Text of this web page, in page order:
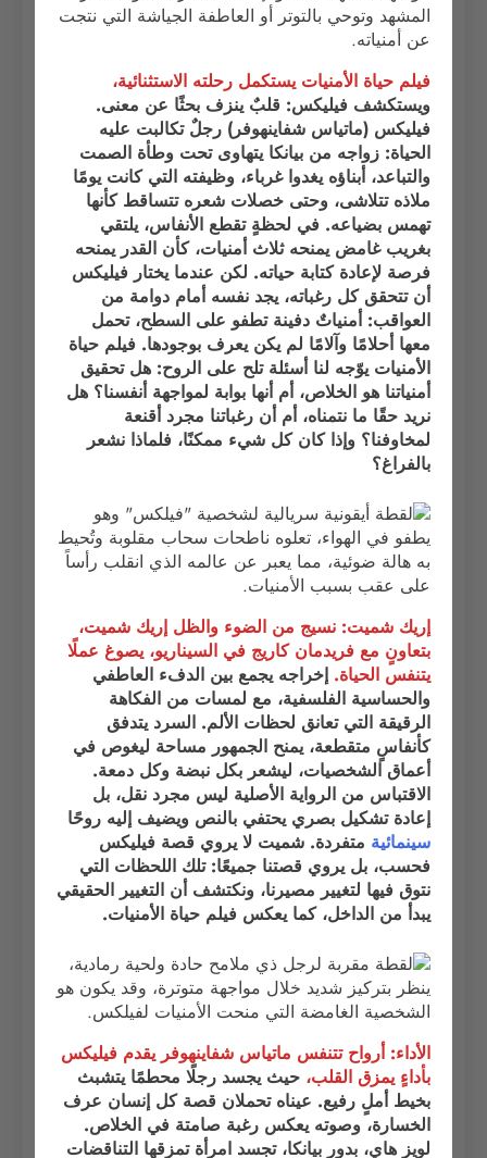
فيلم حياة الأمنيات يستكمل رحلته الاستثنائية،
ويستكشف فيليكس: قلبٌ ينزف بحثًا عن معنى.
فيليكس (ماتياس شفاينهوفر) رجلٌ تكالبت عليه
الحياة: زواجه من بيانكا يتهاوى تحت وطأة الصمت
والتباعد، أبناؤه يغدوا غرباء، وظيفته التي كانت يومًا
ملاذه تتلاشى، وحتى خصلات شعره تتساقط كأنها
تهمس بضياعه. في لحظةٍ تقطع الأنفاس، يلتقي
بغريب غامض يمنحه ثلاث أمنيات، كأن القدر يمنحه
فرصة لإعادة كتابة حياته. لكن عندما يختار فيليكس
أن تتحقق كل رغباته، يجد نفسه أمام دوامة من
العواقب: أمنياتٌ دفينة تطفو على السطح، تحمل
معها أحلامًا وآلامًا لم يكن يعرف بوجودها. فيلم حياة
الأمنيات يوّجه لنا أسئلة تلح على الروح: هل تحقيق
أمنياتنا هو الخلاص، أم أنها بوابة لمواجهة أنفسنا؟ هل
نريد حقًا ما نتمناه، أم أن رغباتنا مجرد أقنعة
لمخاوفنا؟ وإذا كان كل شيء ممكنًا، فلماذا نشعر
بالفراغ؟
إريك شميت: نسيج من الضوء والظل إريك شميت،
بتعاونٍ مع فريدمان كاريج في السيناريو، يصوغ عملًا
يتنفس الحياة. إخراجه يجمع بين الدفء العاطفي
والحساسية الفلسفية، مع لمسات من الفكاهة
الرقيقة التي تعانق لحظات الألم. السرد يتدفق
كأنفاسٍ متقطعة، يمنح الجمهور مساحة ليغوص في
أعماق الشخصيات، ليشعر بكل نبضة وكل دمعة.
الاقتباس من الرواية الأصلية ليس مجرد نقل، بل
إعادة تشكيل بصري يحتفي بالنص ويضيف إليه روحًا
سينمائية متفردة. شميت لا يروي قصة فيليكس
فحسب، بل يروي قصتنا جميعًا: تلك اللحظات التي
نتوق فيها لتغيير مصيرنا، ونكتشف أن التغيير الحقيقي
يبدأ من الداخل، كما يعكس فيلم حياة الأمنيات.
الأداء: أرواح تتنفس ماتياس شفاينهوفر يقدم فيليكس
بأداءٍ يمزق القلب، حيث يجسد رجلًا محطمًا يتشبث
بخيط أملٍ رفيع. عيناه تحملان قصة كل إنسان عرف
الخسارة، وصوته يعكس رغبة صامتة في الخلاص.
لويز هاي، بدور بيانكا، تجسد امرأة تمزقها التناقضات